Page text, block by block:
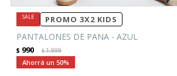
PROMO 3X2 KIDS
PANTALONES DE PANA - AZUL
$ 990 $1.999
50